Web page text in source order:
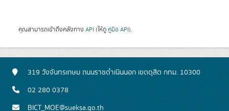
คุณสามารถเข้าถึงคลังทาง API (ให้ดู คู่มือ API).
319 วังจันทรเกษม ถนนราชดำเนินนอก เขตดุสิต กทม. 10300
02 280 0378
BICT_MOE@sueksa.go.th